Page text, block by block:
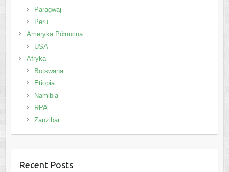
Paragwaj
Peru
Ameryka Północna
USA
Afryka
Botswana
Etiopia
Namibia
RPA
Zanzibar
Recent Posts